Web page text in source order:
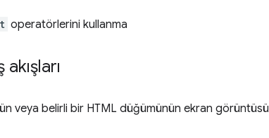
operatörlerini kullanma
veya belirli bir HTML düğümünün ekran